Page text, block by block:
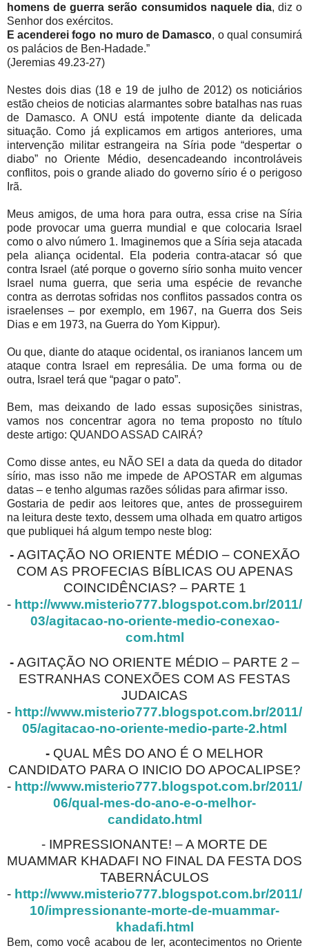
homens de guerra serão consumidos naquele dia, diz o
Senhor dos exércitos.
E acenderei fogo no muro de Damasco, o qual consumirá
os palácios de Ben-Hadade.”
(Jeremias 49.23-27)
Nestes dois dias (18 e 19 de julho de 2012) os noticiários
estão cheios de noticias alarmantes sobre batalhas nas ruas
de Damasco. A ONU está impotente diante da delicada
situação. Como já explicamos em artigos anteriores, uma
intervenção militar estrangeira na Síria pode “despertar o
diabo” no Oriente Médio, desencadeando incontroláveis
conflitos, pois o grande aliado do governo sírio é o perigoso
Irã.
Meus amigos, de uma hora para outra, essa crise na Síria
pode provocar uma guerra mundial e que colocaria Israel
como o alvo número 1. Imaginemos que a Síria seja atacada
pela aliança ocidental. Ela poderia contra-atacar só que
contra Israel (até porque o governo sírio sonha muito vencer
Israel numa guerra, que seria uma espécie de revanche
contra as derrotas sofridas nos conflitos passados contra os
israelenses – por exemplo, em 1967, na Guerra dos Seis
Dias e em 1973, na Guerra do Yom Kippur).
Ou que, diante do ataque ocidental, os iranianos lancem um
ataque contra Israel em represália. De uma forma ou de
outra, Israel terá que “pagar o pato”.
Bem, mas deixando de lado essas suposições sinistras,
vamos nos concentrar agora no tema proposto no título
deste artigo: QUANDO ASSAD CAIRÁ?
Como disse antes, eu NÃO SEI a data da queda do ditador
sírio, mas isso não me impede de APOSTAR em algumas
datas – e tenho algumas razões sólidas para afirmar isso.
Gostaria de pedir aos leitores que, antes de prosseguirem
na leitura deste texto, dessem uma olhada em quatro artigos
que publiquei há algum tempo neste blog:
- AGITAÇÃO NO ORIENTE MÉDIO – CONEXÃO
COM AS PROFECIAS BÍBLICAS OU APENAS
COINCIDÊNCIAS? – PARTE 1
- http://www.misterio777.blogspot.com.br/2011/
03/agitacao-no-oriente-medio-conexao-
com.html
- AGITAÇÃO NO ORIENTE MÉDIO – PARTE 2 –
ESTRANHAS CONEXÕES COM AS FESTAS
JUDAICAS
- http://www.misterio777.blogspot.com.br/2011/
05/agitacao-no-oriente-medio-parte-2.html
- QUAL MÊS DO ANO É O MELHOR
CANDIDATO PARA O INICIO DO APOCALIPSE?
- http://www.misterio777.blogspot.com.br/2011/
06/qual-mes-do-ano-e-o-melhor-
candidato.html
- IMPRESSIONANTE! – A MORTE DE
MUAMMAR KHADAFI NO FINAL DA FESTA DOS
TABERNÁCULOS
- http://www.misterio777.blogspot.com.br/2011/
10/impressionante-morte-de-muammar-
khadafi.html
Bem, como você acabou de ler, acontecimentos no Oriente